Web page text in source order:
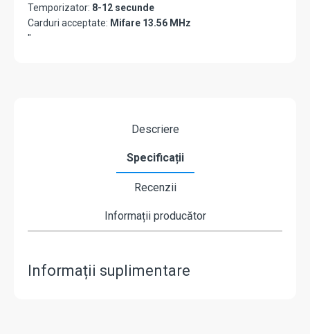
Temporizator: 8-12 secunde
Carduri acceptate: Mifare 13.56 MHz
"
Descriere
Specificații
Recenzii
Informații producător
Informații suplimentare